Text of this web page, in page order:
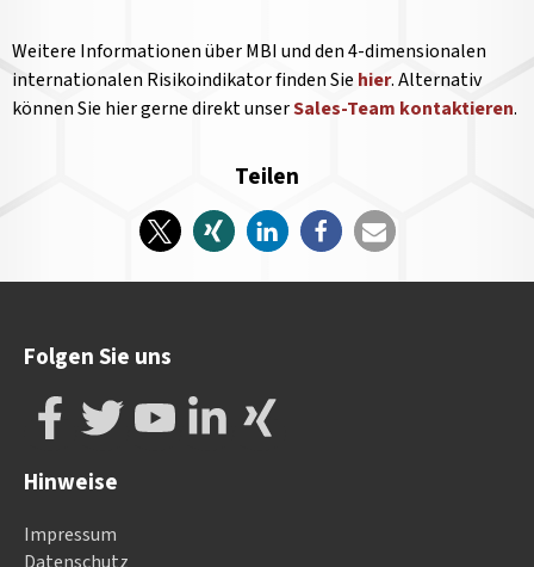
Weitere Informationen über MBI und den 4-dimensionalen
internationalen Risikoindikator finden Sie hier. Alternativ
können Sie hier gerne direkt unserSales-Team kontaktieren.
Teilen
Folgen Sie uns
Hinweise
Impressum